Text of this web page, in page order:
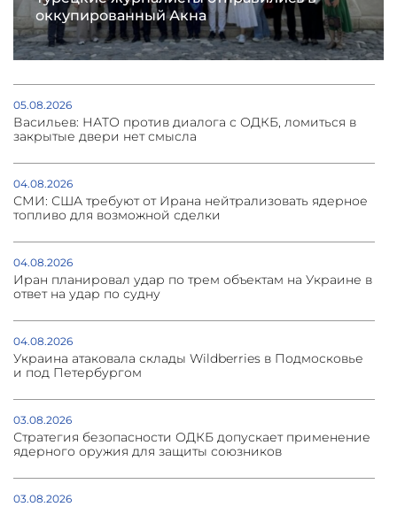
оккупированный Акна
05.08.2026
Васильев: НАТО против диалога с ОДКБ, ломиться в
закрытые двери нет смысла
04.08.2026
СМИ: США требуют от Ирана нейтрализовать ядерное
топливо для возможной сделки
04.08.2026
Иран планировал удар по трем объектам на Украине в
ответ на удар по судну
04.08.2026
Украина атаковала склады Wildberries в Подмосковье
и под Петербургом
03.08.2026
Стратегия безопасности ОДКБ допускает применение
ядерного оружия для защиты союзников
03.08.2026